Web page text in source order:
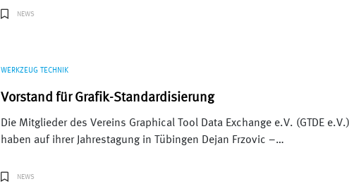
NEWS
WERKZEUG TECHNIK
Vorstand für Grafik-Standardisierung
Die Mitglieder des Vereins Graphical Tool Data Exchange e.V. (GTDE e.V.)
haben auf ihrer Jahrestagung in Tübingen Dejan Frzovic –…
NEWS